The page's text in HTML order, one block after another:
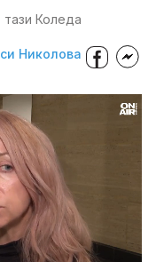
Коледа
Николова